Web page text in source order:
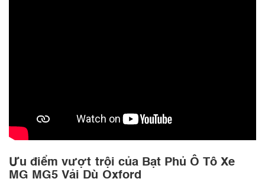
Ưu điểm vượt trội của Bạt Phủ Ô Tô Xe
MG MG5 Vải Dù Oxford